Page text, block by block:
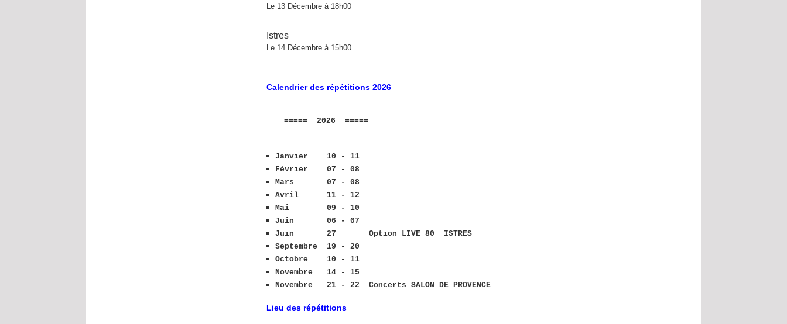
Le 13 Décembre à 18h00
Istres
Le 14 Décembre à 15h00
Calendrier des répétitions 2026
===== 2026 =====
Janvier 10 - 11
Février 07 - 08
Mars 07 - 08
Avril 11 - 12
Mai 09 - 10
Juin 06 - 07
Juin 27 Option LIVE 80 ISTRES
Septembre 19 - 20
Octobre 10 - 11
Novembre 14 - 15
Novembre 21 - 22 Concerts SALON DE PROVENCE
Lieu des répétitions